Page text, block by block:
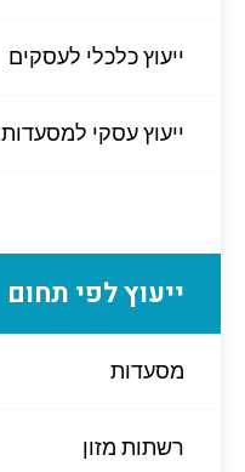
ייעוץ כלכלי לעסקים
ייעוץ עסקי למסעדות
ייעוץ לפי תחום
מסעדות
רשתות מזון